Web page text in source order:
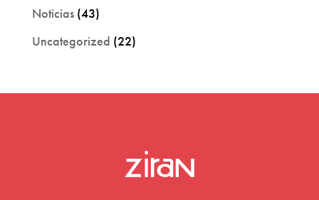
Noticias(43)
Uncategorized (22)